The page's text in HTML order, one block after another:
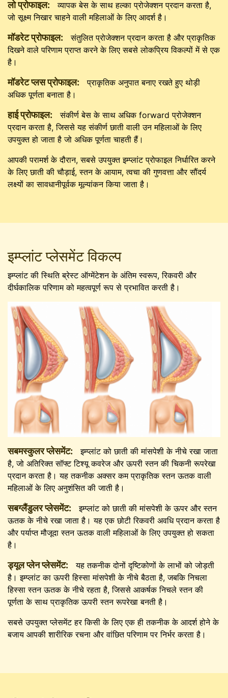
लो प्रोफाइल:
व्यापक बेस के साथ हल्का प्रोजेक्शन प्रदान करता है,
जो सूक्ष्म निखार चाहने वाली महिलाओं के लिए आदर्श है।
मॉडरेट प्रोफाइल:
संतुलित प्रोजेक्शन प्रदान करता है और प्राकृतिक
दिखने वाले परिणाम प्राप्त करने के लिए सबसे लोकप्रिय विकल्पों में से एक
है।
मॉडरेट प्लस प्रोफाइल:
प्राकृतिक अनुपात बनाए रखते हुए थोड़ी
अधिक पूर्णता बनाता है।
हाई प्रोफाइल:
संकीर्ण बेस के साथ अधिक forward प्रोजेक्शन
प्रदान करता है, जिससे यह संकीर्ण छाती वाली उन महिलाओं के लिए
उपयुक्त हो जाता है जो अधिक पूर्णता चाहती हैं।
आपकी परामर्श के दौरान, सबसे उपयुक्त इम्प्लांट प्रोफाइल निर्धारित करने
के लिए छाती की चौड़ाई, स्तन के आयाम, त्वचा की गुणवत्ता और सौंदर्य
लक्ष्यों का सावधानीपूर्वक मूल्यांकन किया जाता है।
इम्प्लांट प्लेसमेंट विकल्प
इम्प्लांट की स्थिति ब्रेस्ट ऑग्मेंटेशन के अंतिम स्वरूप, रिकवरी और
दीर्घकालिक परिणाम को महत्वपूर्ण रूप से प्रभावित करती है।
सबमस्कुलर प्लेसमेंट:
इम्प्लांट को छाती की मांसपेशी के नीचे रखा जाता
है, जो अतिरिक्त सॉफ्ट टिश्यू कवरेज और ऊपरी स्तन की चिकनी रूपरेखा
प्रदान करता है। यह तकनीक अक्सर कम प्राकृतिक स्तन ऊतक वाली
महिलाओं के लिए अनुशंसित की जाती है।
सबग्लैंडुलर प्लेसमेंट:
इम्प्लांट को छाती की मांसपेशी के ऊपर और स्तन
ऊतक के नीचे रखा जाता है। यह एक छोटी रिकवरी अवधि प्रदान करता है
और पर्याप्त मौजूदा स्तन ऊतक वाली महिलाओं के लिए उपयुक्त हो सकता
है।
ड्यूल प्लेन प्लेसमेंट:
यह तकनीक दोनों दृष्टिकोणों के लाभों को जोड़ती
है। इम्प्लांट का ऊपरी हिस्सा मांसपेशी के नीचे बैठता है, जबकि निचला
हिस्सा स्तन ऊतक के नीचे रहता है, जिससे आकर्षक निचले स्तन की
पूर्णता के साथ प्राकृतिक ऊपरी स्तन रूपरेखा बनती है।
सबसे उपयुक्त प्लेसमेंट हर किसी के लिए एक ही तकनीक के आदर्श होने के
बजाय आपकी शारीरिक रचना और वांछित परिणाम पर निर्भर करता है।